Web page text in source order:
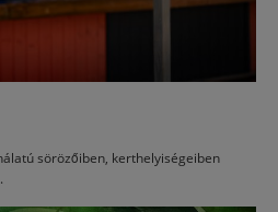
sörözőiben, kerthelyiségeiben